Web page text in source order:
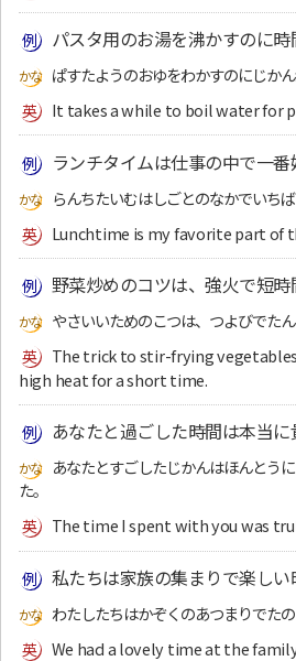
パスタ用のお湯を沸かすのに時
ぱすたようのおゆをわかすのにじかん
It takes a while to boil water for
ランチタイムは仕事の中で一番
らんちたいむはしごとのなかでいち
Lunchtime is my favorite part of
野菜炒めのコツは、強火で短時
やさいいためのこつは、つよびでた
The trick to stir-frying
high heat for a short time.
あなたと過ごした時間は本当に
あなたとすごしたじかんはほんとう
た。
The time I spent with you was
私たちは家族の集まりで楽しい
わたしたちはかぞくのあつまりでた
We had a lovely time at the